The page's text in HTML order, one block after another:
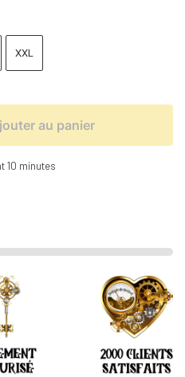
XXL
au panier
10 minutes